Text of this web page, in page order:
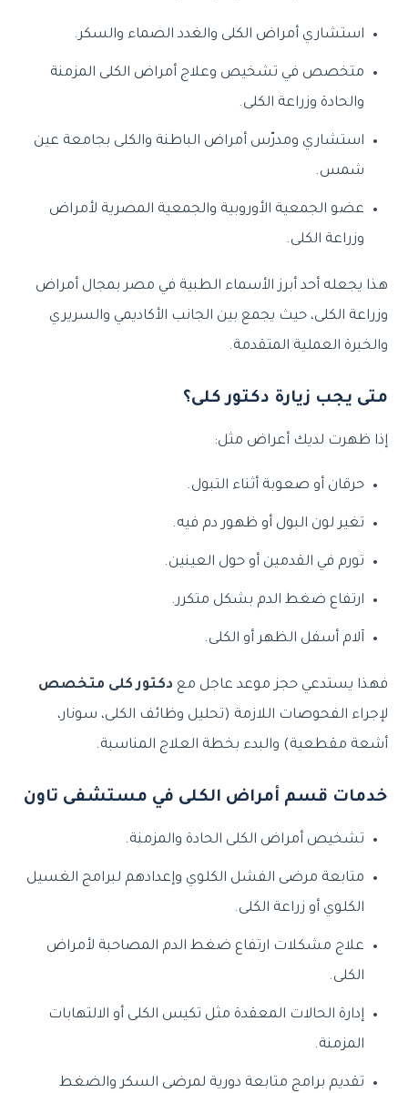
استشاري أمراض الكلى والغدد الصماء والسكر.
متخصص في تشخيص وعلاج أمراض الكلى المزمنة
والحادة وزراعة الكلى.
استشاري ومدرّس أمراض الباطنة والكلى بجامعة عين
شمس.
عضو الجمعية الأوروبية والجمعية المصرية لأمراض
وزراعة الكلى.
هذا يجعله أحد أبرز الأسماء الطبية في مصر بمجال أمراض
وزراعة الكلى، حيث يجمع بين الجانب الأكاديمي والسريري
والخبرة العملية المتقدمة.
متى يجب زيارة دكتور كلى؟
إذا ظهرت لديك أعراض مثل:
حرقان أو صعوبة أثناء التبول.
تغير لون البول أو ظهور دم فيه.
تورم في القدمين أو حول العينين.
ارتفاع ضغط الدم بشكل متكرر.
آلام أسفل الظهر أو الكلى.
فهذا يستدعي حجز موعد عاجل مع دكتور كلى متخصص
لإجراء الفحوصات اللازمة (تحليل وظائف الكلى، سونار،
أشعة مقطعية) والبدء بخطة العلاج المناسبة.
خدمات قسم أمراض الكلى في مستشفى تاون
تشخيص أمراض الكلى الحادة والمزمنة.
متابعة مرضى الفشل الكلوي وإعدادهم لبرامج الغسيل
الكلوي أو زراعة الكلى.
علاج مشكلات ارتفاع ضغط الدم المصاحبة لأمراض
الكلى.
إدارة الحالات المعقدة مثل تكيس الكلى أو الالتهابات
المزمنة.
تقديم برامج متابعة دورية لمرضى السكر والضغط